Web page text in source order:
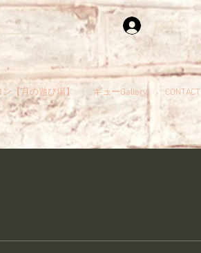
ログイン
【月の遊び場】 ギューGallery CONTACT